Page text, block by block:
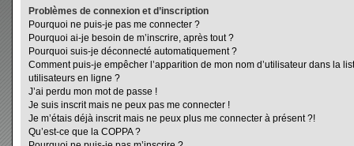
Problèmes de connexion et d’inscription
Pourquoi ne puis-je pas me connecter ?
Pourquoi ai-je besoin de m’inscrire, après tout ?
Pourquoi suis-je déconnecté automatiquement ?
Comment puis-je empêcher l’apparition de mon nom d’utilisateur dans la
utilisateurs en ligne ?
J’ai perdu mon mot de passe !
Je suis inscrit mais ne peux pas me connecter !
Je m’étais déjà inscrit mais ne peux plus me connecter à présent ?!
Qu’est-ce que la COPPA ?